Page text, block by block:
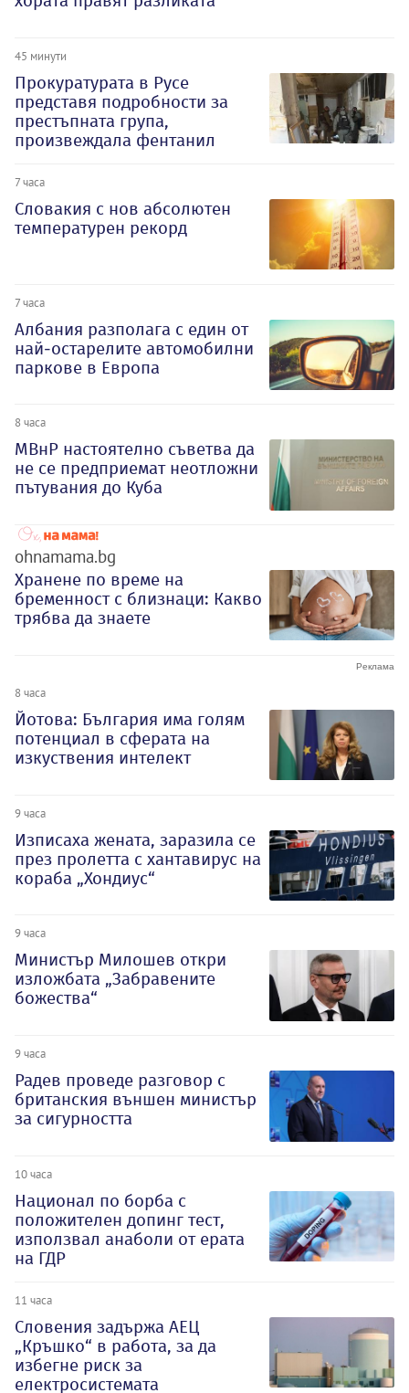
45 минути
Прокуратурата в Русе
представя подробности за
престъпната група,
произвеждала фентанил
7 часа
Словакия с нов абсолютен
температурен рекорд
7 часа
Албания разполага с един от
най-остарелите автомобилни
паркове в Европа
8 часа
МВнР настоятелно съветва да
не се предприемат неотложни
пътувания до Куба
ohnamama.bg
Хранене по време на
бременност с близнаци: Какво
трябва да знаете
8 часа
Йотова: България има голям
потенциал в сферата на
изкуствения интелект
9 часа
Изписаха жената, заразила се
през пролетта с хантавирус на
кораба „Хондиус“
9 часа
Министър Милошев откри
изложбата „Забравените
божества“
9 часа
Радев проведе разговор с
британския външен министър
за сигурността
10 часа
Национал по борба с
положителен допинг тест,
използвал анаболи от ерата
на ГДР
11 часа
Словения задържа АЕЦ
„Кръшко“ в работа, за да
избегне риск за
електросистемата